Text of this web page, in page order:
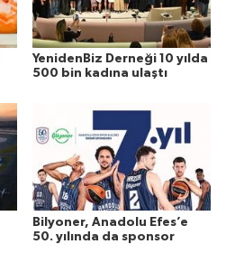
YenidenBiz Derneği 10 yılda
500 bin kadına ulaştı
Bilyoner, Anadolu Efes’e
50. yılında da sponsor